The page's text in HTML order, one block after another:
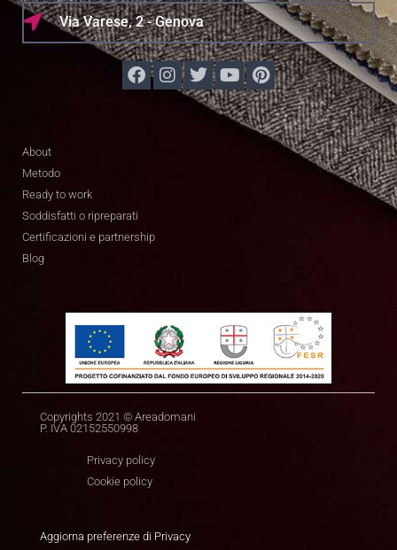
Via Varese, 2 - Genova
About
Metodo
Ready to work
Soddisfatti o ripreparati
Certificazioni e partnership
Blog
Copyrights 2021 © Areadomani
P. IVA 02152550998
Privacy policy
Cookie policy
Aggiorna preferenze di Privacy